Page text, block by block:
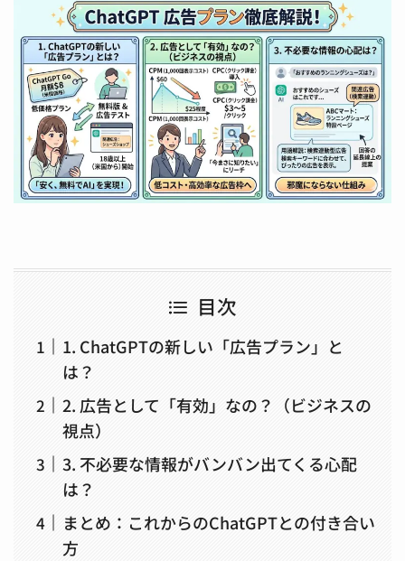
目次
1. ChatGPTの新しい「広告プラン」と
は？
2. 広告として「有効」なの？（ビジネスの
視点）
3. 不必要な情報がバンバン出てくる心配
は？
まとめ：これからのChatGPTとの付き合い
方